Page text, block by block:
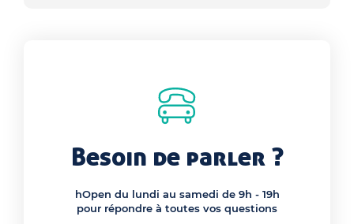
Besoin de parler ?
hOpen du lundi au samedi de 9h - 19h
pour répondre à toutes vos questions